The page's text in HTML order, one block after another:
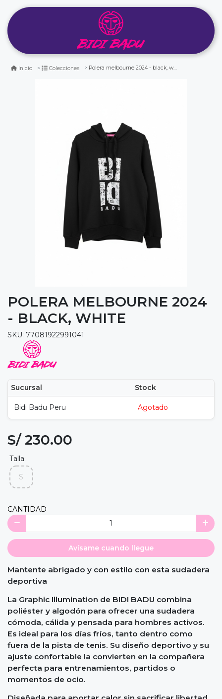
Inicio Colecciones Polera melbourne 2024 - black, white
POLERA MELBOURNE 2024
- BLACK, WHITE
SKU: 77081922991041
Sucursal Stock
Bidi Badu Peru Agotado
S/ 230.00
Talla:
S
CANTIDAD
Avísame cuando llegue
Mantente abrigado y con estilo con esta sudadera
deportiva
La Graphic Illumination de BIDI BADU combina
poliéster y algodón para ofrecer una sudadera
cómoda, cálida y pensada para hombres activos.
Es ideal para los días fríos, tanto dentro como
fuera de la pista de tenis. Su diseño deportivo y su
ajuste confortable la convierten en la compañera
perfecta para entrenamientos, partidos o
momentos de ocio.